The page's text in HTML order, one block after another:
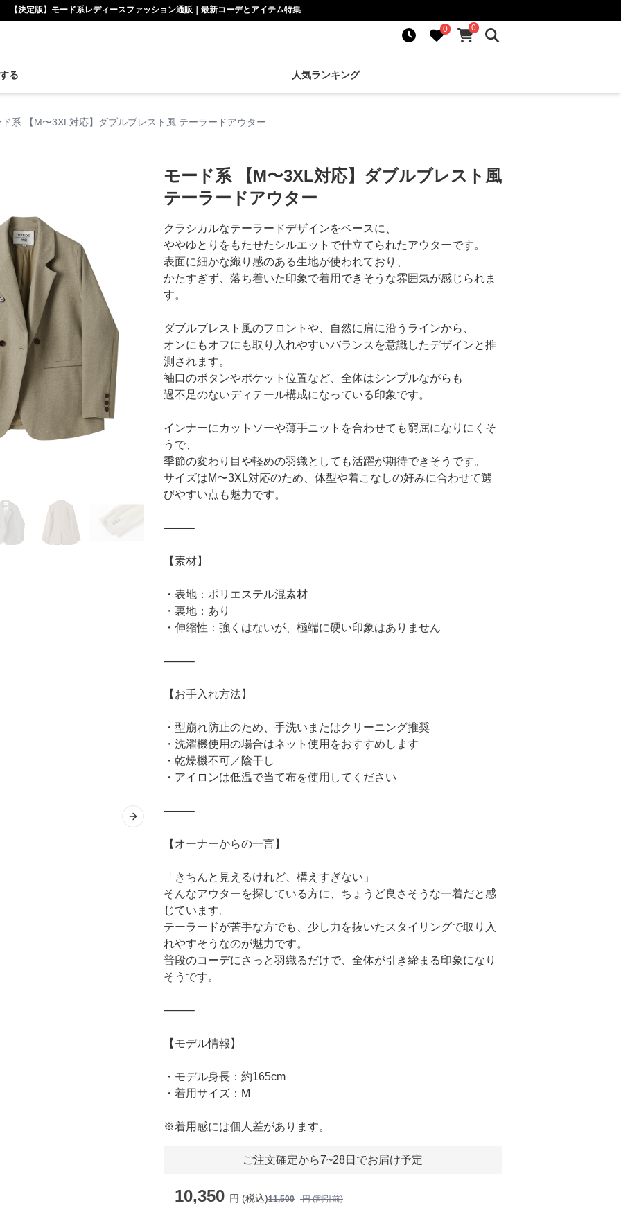
【決定版】モード系レディースファッション通販｜最新コーデとアイテム特集
0
0
る 人気ランキング
ド系 【M〜3XL対応】ダブルブレスト風 テーラードアウター
Next slide
モード系 【M〜3XL対応】ダブルブレスト風
テーラードアウター
クラシカルなテーラードデザインをベースに、
ややゆとりをもたせたシルエットで仕立てられたアウターです。
表面に細かな織り感のある生地が使われており、
かたすぎず、落ち着いた印象で着用できそうな雰囲気が感じられま
す。
ダブルブレスト風のフロントや、自然に肩に沿うラインから、
オンにもオフにも取り入れやすいバランスを意識したデザインと推
測されます。
袖口のボタンやポケット位置など、全体はシンプルながらも
過不足のないディテール構成になっている印象です。
インナーにカットソーや薄手ニットを合わせても窮屈になりにくそ
うで、
季節の変わり目や軽めの羽織としても活躍が期待できそうです。
サイズはM〜3XL対応のため、体型や着こなしの好みに合わせて選
びやすい点も魅力です。
⸻
【素材】
・表地：ポリエステル混素材
・裏地：あり
・伸縮性：強くはないが、極端に硬い印象はありません
⸻
【お手入れ方法】
・型崩れ防止のため、手洗いまたはクリーニング推奨
・洗濯機使用の場合はネット使用をおすすめします
・乾燥機不可／陰干し
・アイロンは低温で当て布を使用してください
⸻
【オーナーからの一言】
「きちんと見えるけれど、構えすぎない」
そんなアウターを探している方に、ちょうど良さそうな一着だと感
じています。
テーラードが苦手な方でも、少し力を抜いたスタイリングで取り入
れやすそうなのが魅力です。
普段のコーデにさっと羽織るだけで、全体が引き締まる印象になり
そうです。
⸻
【モデル情報】
・モデル身長：約165cm
・着用サイズ：M
※着用感には個人差があります。
ご注文確定から7~28日でお届け予定
10,350 円 (税込)11,500 円 (割引前)